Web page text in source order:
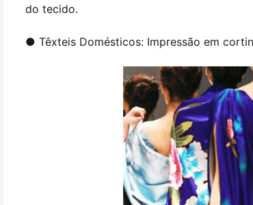
do tecido.
● Têxteis Domésticos: Impressão em